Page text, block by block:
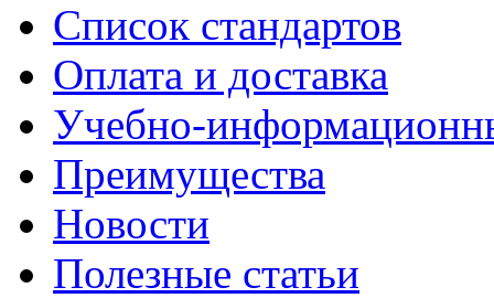
Список стандартов
Оплата и доставка
Учебно-
Преимущества
Новости
Полезные статьи